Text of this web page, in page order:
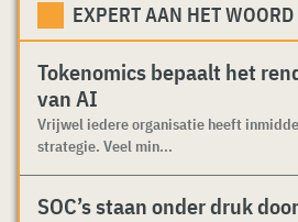
EXPERT AAN HET WOORD
Tokenomics bepaalt het
van AI
Vrijwel iedere organisatie heeft
strategie. Veel min...
SOC’s staan onder druk